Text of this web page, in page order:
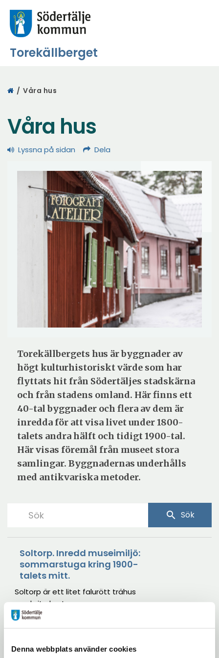
Denna webbplats använder cookies
Torekällberget
Start
/ Våra hus
Våra hus
Lyssna på sidan Dela
Torekällbergets hus är byggnader av
högt kulturhistoriskt värde som har
flyttats hit från Södertäljes stadskärna
och från stadens omland. Här finns ett
40-tal byggnader och flera av dem är
inredda för att visa livet under 1800-
talets andra hälft och tidigt 1900-tal.
Här visas föremål från museet stora
samlingar. Byggnadernas underhålls
med antikvariska metoder.
search Sök
Soltorp. Inredd museimiljö:
sommarstuga kring 1900-
talets mitt.
Soltorp är ett litet falurött trähus
med vita knutar som
ursprungligen stod på Vårvägen
14 i Hagaberg, öster om kanalen i
omkring 1905 som ett av de första
Kringelstugan